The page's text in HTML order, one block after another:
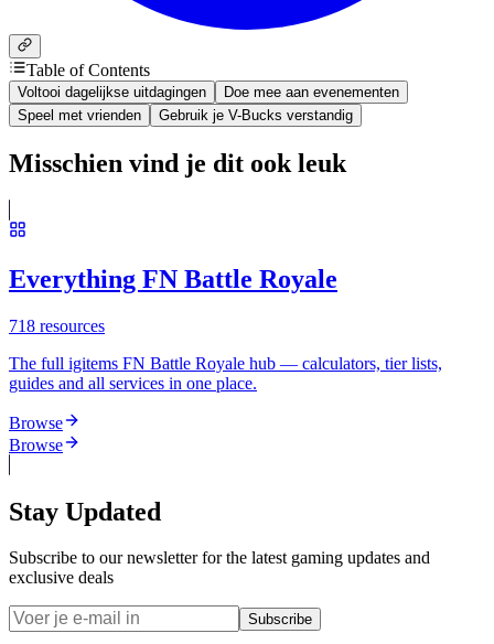
Table of Contents
Voltooi dagelijkse uitdagingen
Doe mee aan evenementen
Speel met vrienden
Gebruik je V-Bucks verstandig
Misschien vind je dit ook leuk
Everything FN Battle Royale
718 resources
The full igitems FN Battle Royale hub — calculators, tier lists,
guides and all services in one place.
Browse
Browse
Stay Updated
Subscribe to our newsletter for the latest gaming updates and
exclusive deals
Subscribe